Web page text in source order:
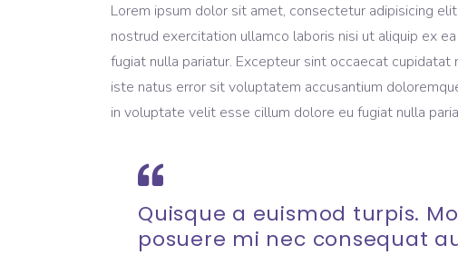
Lorem ipsum dolor sit amet, consectetur adipisicing
nostrud exercitation ullamco laboris nisi ut aliquip ex
fugiat nulla pariatur. Excepteur sint occaecat
iste natus error sit voluptatem accusantium
in voluptate velit esse cillum dolore eu fugiat nulla
Quisque a euismod turpis.
posuere mi nec consequat